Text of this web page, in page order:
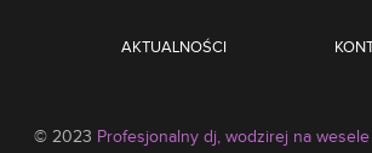
AKTUALNOŚCI
© 2023 Profesjonalny dj, wodzirej na